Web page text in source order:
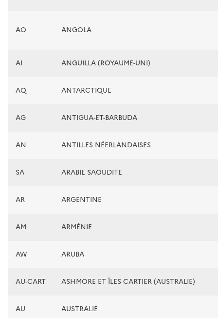
AO ANGOLA
AI ANGUILLA (ROYAUME-UNI)
AQ ANTARCTIQUE
AG ANTIGUA-ET-BARBUDA
AN ANTILLES NÉERLANDAISES
SA ARABIE SAOUDITE
AR ARGENTINE
AM ARMÉNIE
AW ARUBA
AU-CART ASHMORE ET ÎLES CARTIER (AUSTRALIE)
AU AUSTRALIE